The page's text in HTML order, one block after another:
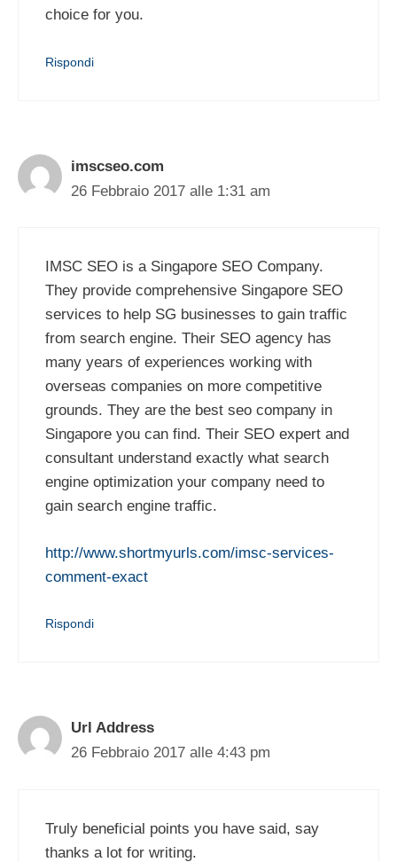
choice for you.
Rispondi
imscseo.com
26 Febbraio 2017 alle 1:31 am
IMSC SEO is a Singapore SEO Company.
They provide comprehensive Singapore SEO
services to help SG businesses to gain traffic
from search engine. Their SEO agency has
many years of experiences working with
overseas companies on more competitive
grounds. They are the best seo company in
Singapore you can find. Their SEO expert and
consultant understand exactly what search
engine optimization your company need to
gain search engine traffic.
http://www.shortmyurls.com/imsc-services-
comment-exact
Rispondi
Url Address
26 Febbraio 2017 alle 4:43 pm
Truly beneficial points you have said, say
thanks a lot for writing.